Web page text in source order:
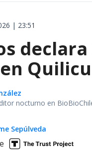
| 23:51
nocturno en
Sepúlveda